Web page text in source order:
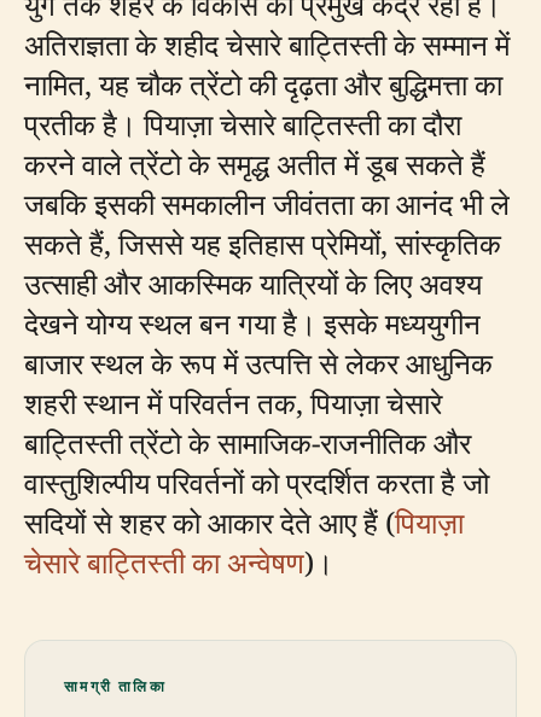
अतिराज्ञता के शहीद चेसारे बाट्तिस्ती के सम्मान में
नामित, यह चौक त्रेंटो की दृढ़ता और बुद्धिमत्ता का
प्रतीक है। पियाज़ा चेसारे बाट्तिस्ती का दौरा
करने वाले त्रेंटो के समृद्ध अतीत में डूब सकते हैं
जबकि इसकी समकालीन जीवंतता का आनंद भी ले
सकते हैं, जिससे यह इतिहास प्रेमियों, सांस्कृतिक
उत्साही और आकस्मिक यात्रियों के लिए अवश्य
देखने योग्य स्थल बन गया है। इसके मध्ययुगीन
बाजार स्थल के रूप में उत्पत्ति से लेकर आधुनिक
शहरी स्थान में परिवर्तन तक, पियाज़ा चेसारे
बाट्तिस्ती त्रेंटो के सामाजिक-राजनीतिक और
वास्तुशिल्पीय परिवर्तनों को प्रदर्शित करता है जो
सदियों से शहर को आकार देते आए हैं (पियाज़ा
चेसारे बाट्तिस्ती का अन्वेषण)।
सामग्री तालिका